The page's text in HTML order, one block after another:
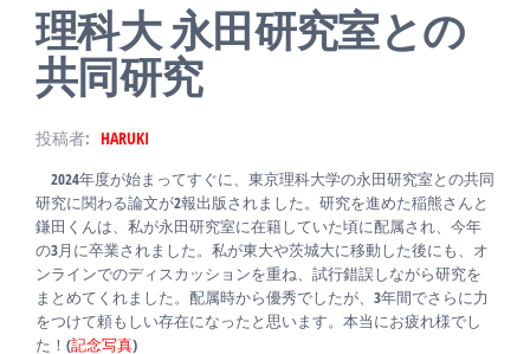
理科大 永田研究室との
共同研究
投稿者: HARUKI
2024年度が始まってすぐに、東京理科大学の永田研究室との共同
研究に関わる論文が2報出版されました。研究を進めた稲熊さんと
鎌田くんは、私が永田研究室に在籍していた頃に配属され、今年
の3月に卒業されました。私が東大や茨城大に移動した後にも、オ
ンラインでのディスカッションを重ね、試行錯誤しながら研究を
まとめてくれました。配属時から優秀でしたが、3年間でさらに力
をつけて頼もしい存在になったと思います。本当にお疲れ様でし
た！(記念写真)